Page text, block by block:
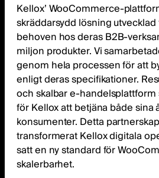
Kellox’ WooCommerce-
skräddarsydd lösning
behoven hos deras B2B-
miljon produkter. Vi
genom hela processen för att
enligt deras specifikationer.
och skalbar e-
för Kellox att betjäna både sina
konsumenter. Detta
transformerat Kellox digitala
satt en ny standard för
skalerbarhet.